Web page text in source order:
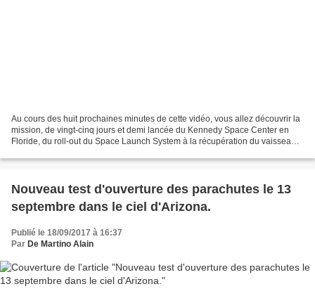
Au cours des huit prochaines minutes de cette vidéo, vous allez découvrir la
mission, de vingt-cinq jours et demi lancée du Kennedy Space Center en
Floride, du roll-out du Space Launch System à la récupération du vaisseau
Nouveau test d'ouverture des parachutes le 13
septembre dans le ciel d'Arizona.
Publié le 18/09/2017 à 16:37
Par De Martino Alain